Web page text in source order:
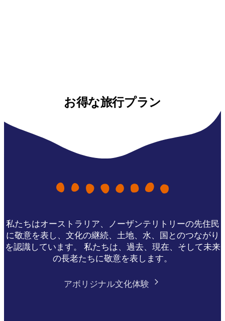
お得な旅行プラン
私たちはオーストラリア、ノーザンテリトリーの先住民
に敬意を表し、文化の継続、土地、水、国とのつながり
を認識しています。 私たちは、過去、現在、そして未来
の長老たちに敬意を表します。
アボリジナル文化体験